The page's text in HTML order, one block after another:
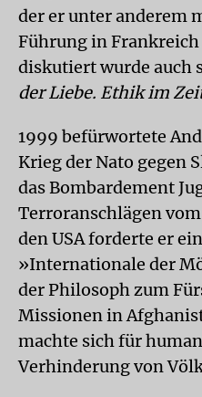
der er unter anderem
Führung in Frankreich
diskutiert wurde auch
der Liebe. Ethik im
1999 befürwortete
Krieg der Nato gegen
das Bombardement
Terroranschlägen vom
den USA forderte er
»Internationale der
der Philosoph zum
Missionen in
machte sich für
Verhinderung von